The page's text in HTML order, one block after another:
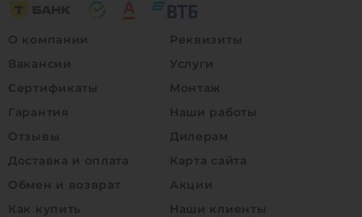
О компании
Вакансии
Сертификаты
Гарантия
Отзывы
Доставка и оплата
Обмен и возврат
Как купить
Реквизиты
Услуги
Монтаж
Наши работы
Дилерам
Карта сайта
Акции
Наши клиенты